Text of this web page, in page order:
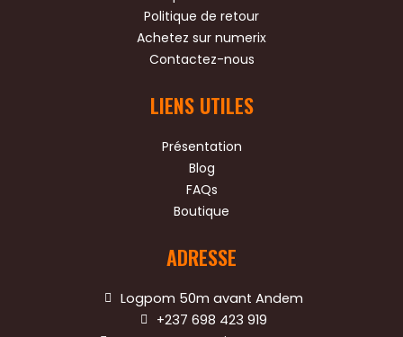
o
k
r e
Politique de retour
Achetez sur numerix
Contactez-nous
LIENS UTILES
Présentation
Blog
FAQs
Boutique
ADRESSE
Logpom 50m avant Andem
+237 698 423 919